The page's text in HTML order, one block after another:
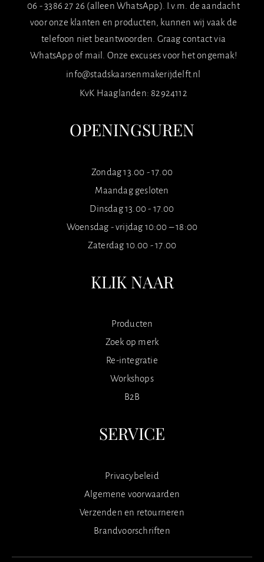
06 - 3386 27 26 (alleen WhatsApp). I.v.m. de aandacht
voor onze klanten en producten, kunnen wij vaak de
telefoon niet beantwoorden. Graag contact via
WhatsApp of mail. Onze excuses voor het ongemak!
info@stadskaarsenmakerijdelft.nl
KvK Haaglanden: 82924112
OPENINGSUREN
Zondag 13.00 - 17.00
Maandag gesloten
Dinsdag 13.00 - 17.00
Woensdag - vrijdag 10:00 – 18:00
Zaterdag 10.00 - 17.00
KLIK NAAR
Producten
Zoek op merk
Re-integratie
Workshops
B2B
SERVICE
Privacybeleid
Algemene voorwaarden
Verzenden en retourneren
Brandvoorschriften